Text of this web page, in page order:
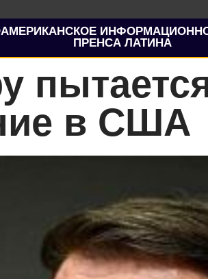
ПРЕНСА ЛАТИНА
в США